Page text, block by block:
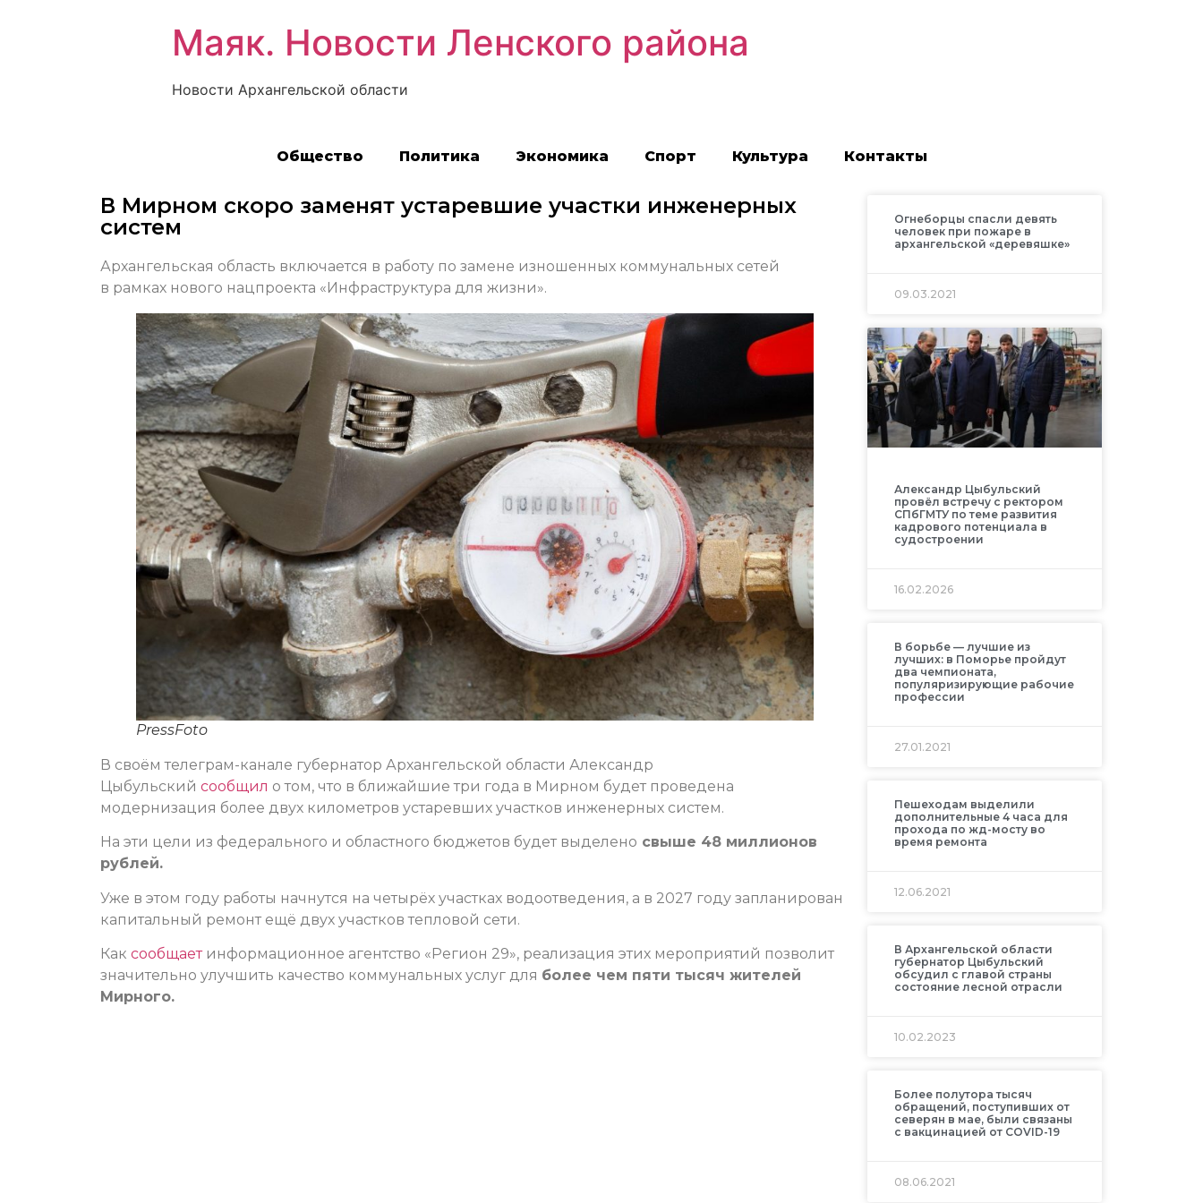
Маяк. Новости Ленского района
Новости Архангельской области
Общество Политика Экономика Спорт Культура Контакты
В Мирном скоро заменят устаревшие участки инженерных
систем
Архангельская область включается в работу по замене изношенных коммунальных сетей
в рамках нового нацпроекта «Инфраструктура для жизни».
PressFoto
В своём телеграм-канале губернатор Архангельской области Александр
Цыбульский сообщил о том, что в ближайшие три года в Мирном будет проведена
модернизация более двух километров устаревших участков инженерных систем.
На эти цели из федерального и областного бюджетов будет выделено свыше 48 миллионов
рублей.
Уже в этом году работы начнутся на четырёх участках водоотведения, а в 2027 году запланирован
капитальный ремонт ещё двух участков тепловой сети.
Как сообщаетинформационное агентство «Регион 29», реализация этих мероприятий позволит
значительно улучшить качество коммунальных услуг для более чем пяти тысяч жителей
Мирного.
Огнеборцы спасли девять
человек при пожаре в
архангельской «деревяшке»
09.03.2021
Александр Цыбульский
провёл встречу с ректором
СПбГМТУ по теме развития
кадрового потенциала в
судостроении
16.02.2026
В борьбе — лучшие из
лучших: в Поморье пройдут
два чемпионата,
популяризирующие рабочие
профессии
27.01.2021
Пешеходам выделили
дополнительные 4 часа для
прохода по жд-мосту во
время ремонта
12.06.2021
В Архангельской области
губернатор Цыбульский
обсудил с главой страны
состояние лесной отрасли
10.02.2023
Более полутора тысяч
обращений, поступивших от
северян в мае, были связаны
с вакцинацией от COVID-19
08.06.2021